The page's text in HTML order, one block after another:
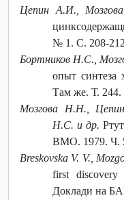
Цепин А.И.,
№ 1. С. 208-
Бортников Н.С.,
опыт синтеза
Там же. Т.
Мозгова Н.Н.,
Н.С. и др.
ВМО. 1979. Ч.
Breskovska V. V.,
first
Доклади на